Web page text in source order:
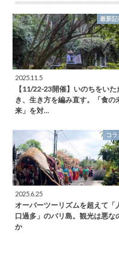
最新記
2025.11.5
【11/22-23開催】いのちをいた
き、生き方を編み直す。「食の
来」を対…
コラ
2025.6.25
オーバーツーリズムを超えて「
口過多」のバリ島。観光は悪な
か